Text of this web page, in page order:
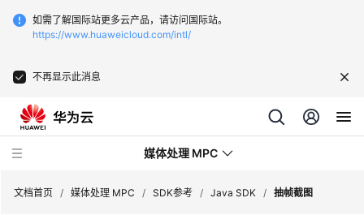
如需了解国际站更多云产品，请访问国际站。
https://www.huaweicloud.com/intl/
不再显示此消息
媒体处理 MPC
文档首页 / 媒体处理 MPC / SDK参考 / Java SDK / 抽帧截图